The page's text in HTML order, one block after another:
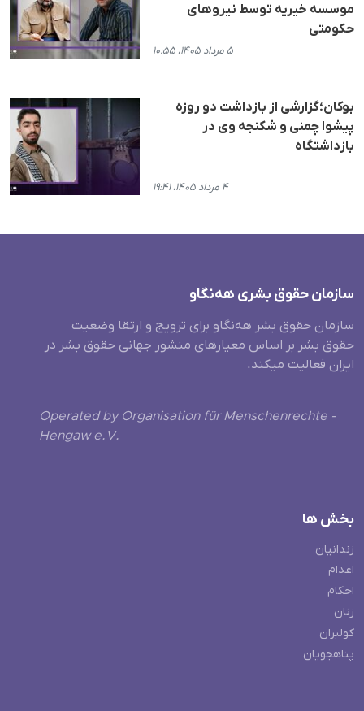
موسسه خیریه توسط نیروهای
حکومتی
۵ مرداد ۱۴۰۵، ۱۰:۵۵
بوکان؛گزارشی از بازداشت دو روزه
پیشوا چمنی و شکنجه وی در
بازداشتگاه
۴ مرداد ۱۴۰۵، ۱۹:۴۱
سازمان حقوق بشری هەنگاو
سازمان حقوق بشر هه‌نگاو برای ترویج و ارتقا وضعیت
حقوق بشر بر اساس معیارهای منشور جهانی حقوق بشر در
ایران فعالیت میکند.
Operated by Organisation für Menschenrechte -
Hengaw e.V.
بخش ها
زندانیان
اعدام
احکام
زنان
کولبران
پناهجویان